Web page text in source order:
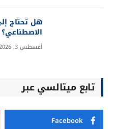
هل تحتاج
أغسطس 3, 2026
تابع ميتالسي عبر
Facebook